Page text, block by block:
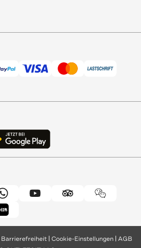
Barrierefreiheit Cookie-Einstellungen AGB